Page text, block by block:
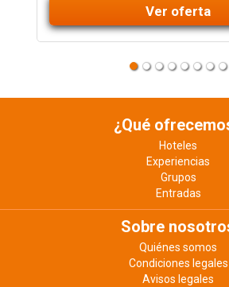
Ver oferta
¿Qué
Hoteles
Experiencias
Grupos
Entradas
Sobre
Quiénes somos
Condiciones legales
Avisos legales